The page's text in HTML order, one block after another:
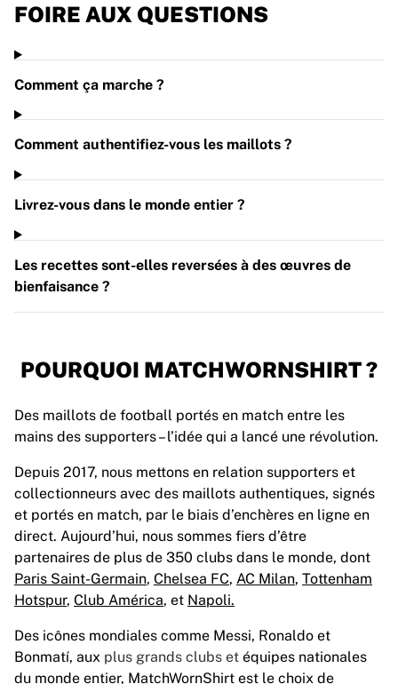
FOIRE AUX QUESTIONS
Comment ça marche ?
Comment authentifiez-vous les maillots ?
Livrez-vous dans le monde entier ?
Les recettes sont-elles reversées à des œuvres de
bienfaisance ?
POURQUOI MATCHWORNSHIRT ?
Des maillots de football portés en match entre les
mains des supporters–l’idée qui a lancé une révolution.
Depuis 2017, nous mettons en relation supporters et
collectionneurs avec des maillots authentiques, signés
et portés en match, par le biais d’enchères en ligne en
direct. Aujourd’hui, nous sommes fiers d’être
partenaires de plus de 350 clubs dans le monde, dont
Paris Saint-Germain, Chelsea FC, AC Milan, Tottenham
Hotspur, Club América, et Napoli.
Des icônes mondiales comme Messi, Ronaldo et
Bonmatí, aux plus grands clubs et équipes nationales
du monde entier, MatchWornShirt est le choix de